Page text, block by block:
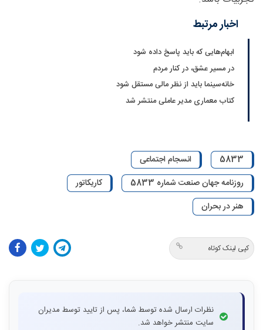
اخبار مرتبط
ابهام‌هایی که باید پاسخ داده شود
در مسیر عشق، در کنار مردم
خانه‌سینما باید از نظر مالی مستقل شود
کتاب معماری مدیر عاملی منتشر شد
5833
انسجام اجتماعی
روزنامه جهان صنعت شماره 5833
کاریکاتور
هنر در بحران
کپی لینک کوتاه
نظرات ارسال شده توسط شما، پس از تایید توسط مدیران
سایت منتشر خواهد شد.